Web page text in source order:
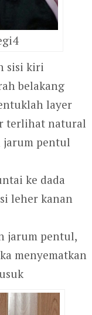
sisi kiri
belakang
layer
terlihat natural
jarum pentul
ke dada
leher kanan
jarum pentul,
menyematkan